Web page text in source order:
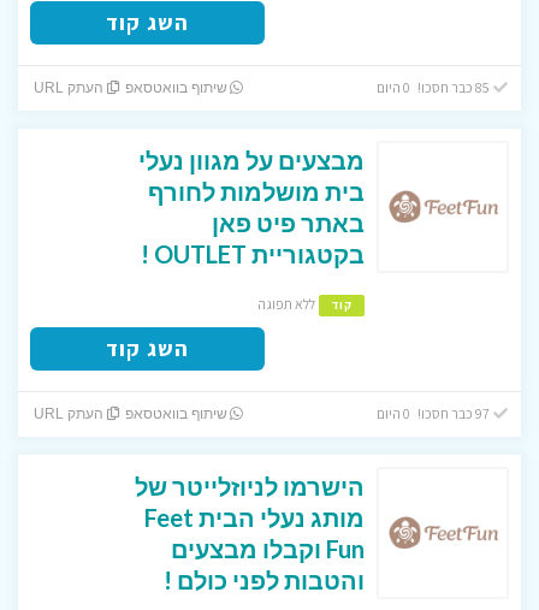
השג קוד
שיתוף בוואטסאפ העתק URL
מבצעים על מגוון נעלי
בית מושלמות לחורף
באתר פיט פאן
בקטגוריית OUTLET !
קוד ללא תפוגה
השג קוד
שיתוף בוואטסאפ העתק URL
הישרמו לניוזלייטר של
מותג נעלי הבית Feet
Fun וקבלו מבצעים
והטבות לפני כולם !